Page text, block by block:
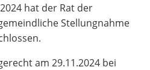
hat der Rat der
Stellungnahme
am 29.11.2024 bei